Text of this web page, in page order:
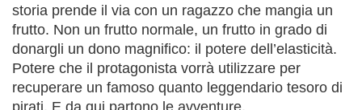
storia prende il via con un ragazzo che mangia un
frutto. Non un frutto normale, un frutto in grado di
donargli un dono magnifico: il potere dell’elasticità.
Potere che il protagonista vorrà utilizzare per
recuperare un famoso quanto leggendario tesoro di
pirati. E da qui partono le avventure.